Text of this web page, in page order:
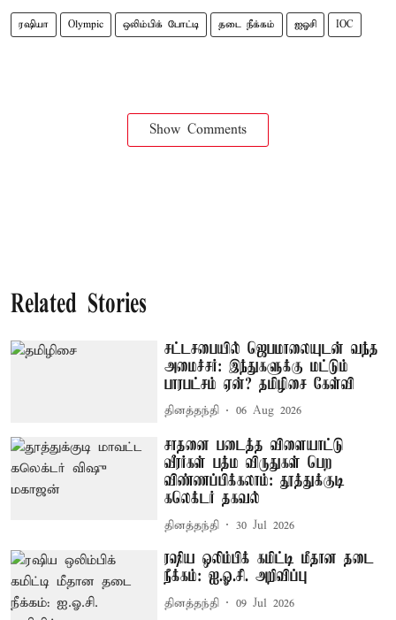
ரஷியா Olympic ஒலிம்பிக் போட்டி தடை நீக்கம் ஐஓசி IOC
Show Comments
Related Stories
சட்டசபையில் ஜெபமாலையுடன் வந்த
அமைச்சர்: இந்துகளுக்கு மட்டும்
பாரபட்சம் ஏன்? தமிழிசை கேள்வி
தினத்தந்தி 06 Aug 2026
சாதனை படைத்த விளையாட்டு
வீரர்கள் பத்ம விருதுகள் பெற
விண்ணப்பிக்கலாம்: தூத்துக்குடி
கலெக்டர் தகவல்
தினத்தந்தி 30 Jul 2026
ரஷிய ஒலிம்பிக் கமிட்டி மீதான தடை
நீக்கம்: ஐ.ஓ.சி. அறிவிப்பு
தினத்தந்தி 09 Jul 2026